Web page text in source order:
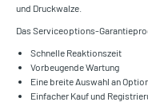
und Druckwalze.
Das Serviceoptions-
Schnelle Reaktionszeit
Vorbeugende Wartung
Eine breite Auswahl an
Einfacher Kauf und